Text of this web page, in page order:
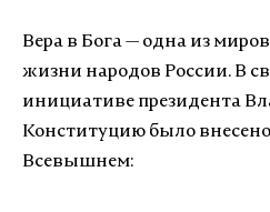
Вера в Бога — одна из
жизни народов России. В
инициативе президента
Конституцию было
Всевышнем: